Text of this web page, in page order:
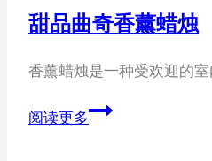
蜡
甜品曲奇香薰蜡烛
香薰蜡烛是一种受欢迎的
阅读更多甜